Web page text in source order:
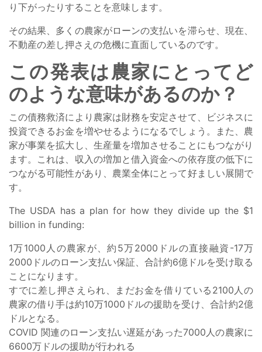
り下がったりすることを意味します。
その結果、多くの農家がローンの支払いを滞らせ、現在、
不動産の差し押さえの危機に直面しているのです。
この発表は農家にとってど
のような意味があるのか？
この債務救済により農家は財務を安定させて、ビジネスに
投資できるお金を増やせるようになるでしょう。また、農
家が事業を拡大し、生産量を増加させることにもつながり
ます。これは、収入の増加と借入資金への依存度の低下に
つながる可能性があり、農業全体にとって好ましい展開で
す。
The USDA has a plan for how they divide up the $1
billion in funding:
1万1000人の農家が、約5万2000ドルの直接融資-17万
2000ドルのローン支払い保証、合計約6億ドルを受け取る
ことになります。
すでに差し押さえられ、まだお金を借りている2100人の
農家の借り手は約10万1000ドルの援助を受け、合計約2億
ドルとなる。
COVID 関連のローン支払い遅延があった7000人の農家に
6600万ドルの援助が行われる